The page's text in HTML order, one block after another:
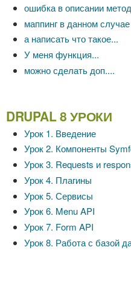
ошибка в описании
маппинг в данном
а написать что такое...
У меня функция...
можно сделать доп....
DRUPAL 8 УРОКИ
Урок 1. Введение
Урок 2. Компоненты
Урок 3. Requests и
Урок 4. Плагины
Урок 5. Сервисы
Урок 6. Menu API
Урок 7. Form API
Урок 8. Работа с базой